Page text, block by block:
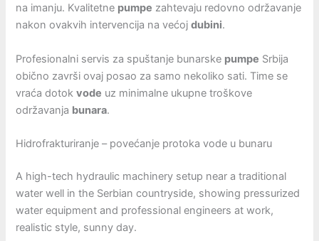
na imanju. Kvalitetne pumpe zahtevaju redovno održavanje
nakon ovakvih intervencija na većojdubini.
Profesionalni servis za spuštanje bunarske pumpe Srbija
obično završi ovaj posao za samo nekoliko sati. Time se
vraća dotokvode uz minimalne ukupne troškove
održavanja bunara.
Hidrofrakturiranje – povećanje protoka vode u bunaru
A high-tech hydraulic machinery setup near a traditional
water well in the Serbian countryside, showing pressurized
water equipment and professional engineers at work,
realistic style, sunny day.